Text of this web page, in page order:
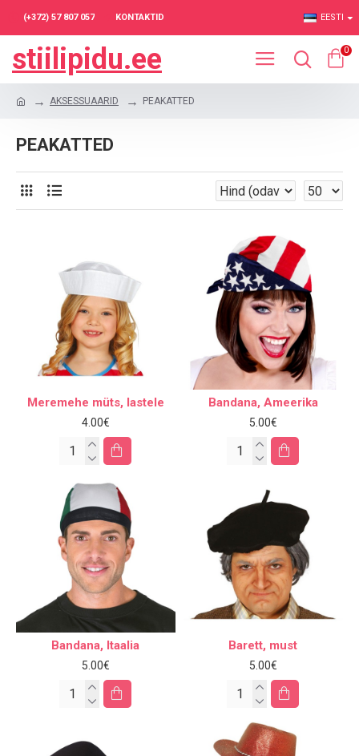
(+372) 57 807 057 KONTAKTID EESTI
stiilipidu.ee 0
AKSESSUAARID PEAKATTED
PEAKATTED
Meremehe müts, lastele
4.00€
Bandana, Ameerika
5.00€
Bandana, Itaalia
5.00€
Barett, must
5.00€